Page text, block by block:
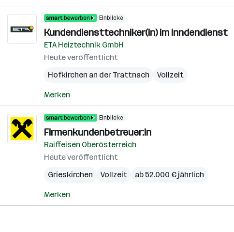
Einblicke
Kundendiensttechniker(in) im Inndendienst
ETA Heiztechnik GmbH
Heute veröffentlicht
Hofkirchen an der Trattnach
Vollzeit
Merken
Einblicke
Firmenkundenbetreuer:in
Raiffeisen Oberösterreich
Heute veröffentlicht
Grieskirchen
Vollzeit ab 52.000 € jährlich
Merken